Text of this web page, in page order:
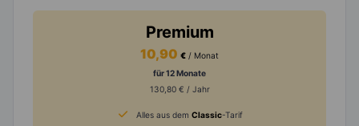
Premium
10,90 € / Monat
für 12 Monate
130,80 € / Jahr
Alles aus dem Classic-Tarif